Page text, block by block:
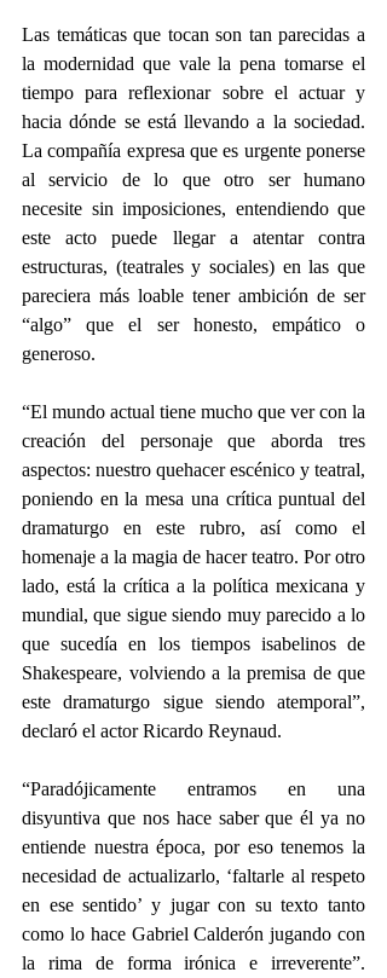
Las temáticas que tocan son tan parecidas a
la modernidad que vale la pena tomarse el
tiempo para reflexionar sobre el actuar y
hacia dónde se está llevando a la sociedad.
La compañía expresa que es urgente ponerse
al servicio de lo que otro ser humano
necesite sin imposiciones, entendiendo que
este acto puede llegar a atentar contra
estructuras, (teatrales y sociales) en las que
pareciera más loable tener ambición de ser
“algo” que el ser honesto, empático o
generoso.
“El mundo actual tiene mucho que ver con la
creación del personaje que aborda tres
aspectos: nuestro quehacer escénico y teatral,
poniendo en la mesa una crítica puntual del
dramaturgo en este rubro, así como el
homenaje a la magia de hacer teatro. Por otro
lado, está la crítica a la política mexicana y
mundial, que sigue siendo muy parecido a lo
que sucedía en los tiempos isabelinos de
Shakespeare, volviendo a la premisa de que
este dramaturgo sigue siendo atemporal”,
declaró el actor Ricardo Reynaud.
“Paradójicamente entramos en una
disyuntiva que nos hace saber que él ya no
entiende nuestra época, por eso tenemos la
necesidad de actualizarlo, ‘faltarle al respeto
en ese sentido’ y jugar con su texto tanto
como lo hace Gabriel Calderón jugando con
la rima de forma irónica e irreverente”.